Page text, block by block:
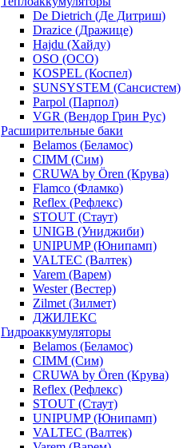
De Dietrich (Де Дитриш)
Drazice (Дражице)
Hajdu (Хайду)
OSO (ОСО)
KOSPEL (Коспел)
SUNSYSTEM (Сансистем)
Parpol (Парпол)
VGR (Вендор Грин Рус)
Расширительные баки
Belamos (Беламос)
CIMM (Сим)
CRUWA by Ören (Крува)
Flamco (Фламко)
Reflex (Рефлекс)
STOUT (Стаут)
UNIGB (Униджиби)
UNIPUMP (Юнипамп)
VALTEC (Валтек)
Varem (Варем)
Wester (Вестер)
Zilmet (Зилмет)
ДЖИЛЕКС
Гидроаккумуляторы
Belamos (Беламос)
CIMM (Сим)
CRUWA by Ören (Крува)
Reflex (Рефлекс)
STOUT (Стаут)
UNIPUMP (Юнипамп)
VALTEC (Валтек)